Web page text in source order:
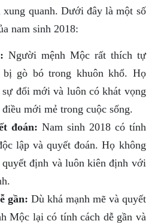
quanh. Dưới đây là một số
nam sinh 2018:
Người mệnh Mộc rất thích tự
bị gò bó trong khuôn khổ. Họ
đổi mới và luôn có khát vọng
mới mẻ trong cuộc sống.
đoán: Nam sinh 2018 có tính
lập và quyết đoán. Họ không
quyết định và luôn kiên định với
gần: Dù khá mạnh mẽ và quyết
Mộc lại có tính cách dễ gần và